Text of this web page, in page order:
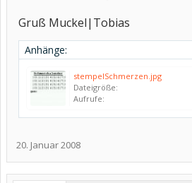
Gruß Muckel|Tobias
Anhänge:
stempelSchmerzen.jpg
Dateigröße:
Aufrufe:
20. Januar 2008